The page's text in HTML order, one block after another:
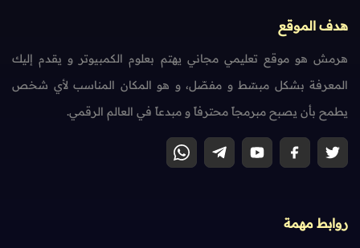
هدف الموقع
هرمش هو موقع تعليمي مجاني يهتم بعلوم الكمبيوتر و يقدم إليك
المعرفة بشكل مبسّط و مفصّل، و هو المكان المناسب لأي شخص
يطمح بأن يصبح مبرمجاً محترفاً و مبدعاً في العالم الرقمي.
روابط مهمة